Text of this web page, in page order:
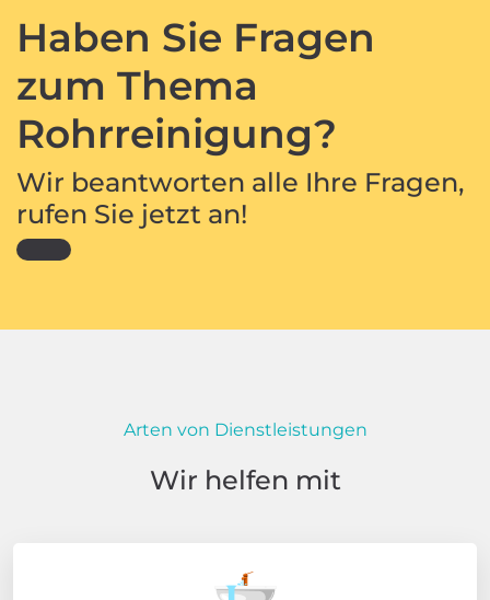
Haben Sie Fragen
zum Thema
Rohrreinigung?
Wir beantworten alle Ihre Fragen,
rufen Sie jetzt an!
Arten von Dienstleistungen
Wir helfen mit